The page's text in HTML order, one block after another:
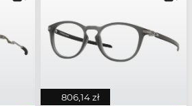
806,14 zł